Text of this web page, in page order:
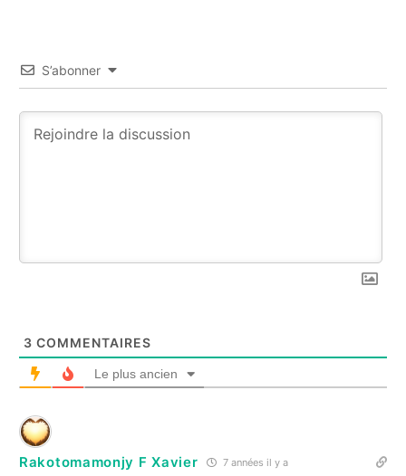
S’abonner
3 COMMENTAIRES
Le plus ancien
Rakotomamonjy F Xavier 7 années il y a